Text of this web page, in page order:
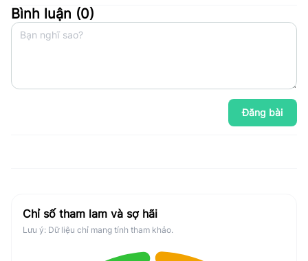
Bình luận (0)
Đăng bài
Chỉ số tham lam và sợ hãi
Lưu ý: Dữ liệu chỉ mang tính tham khảo.